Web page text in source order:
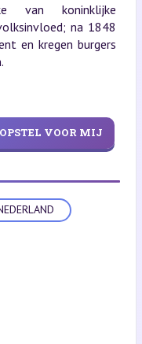
van koninklijke
na 1848
en kregen burgers
VOOR MIJ